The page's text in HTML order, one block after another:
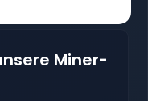
Miner-